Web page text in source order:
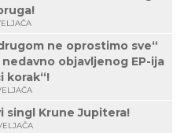
ne oprostimo sve“
objavljenog EP-ija
korak“!
singl Krune Jupitera!